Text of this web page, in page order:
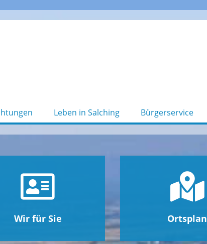
Leben in Salching Bürgerservice
Wir für Sie Ortsplan